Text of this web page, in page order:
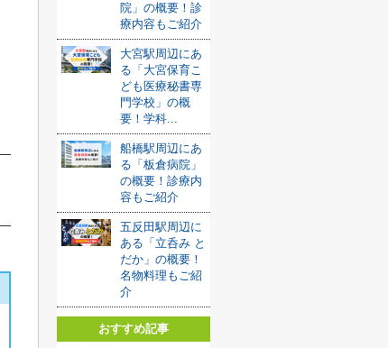
院」の概要！診
療内容もご紹介
大宮駅周辺にあ
る「大宮保育こ
ども医療秘書専
門学校」の概
要！学科...
船橋駅周辺にあ
る「板倉病院」
の概要！診療内
容もご紹介
五反田駅周辺に
ある「立呑み と
だか」の概要！
名物料理もご紹
介
おすすめ記事